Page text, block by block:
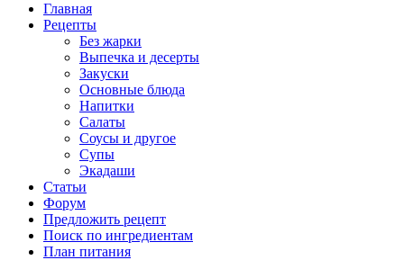
Главная
Рецепты
Без жарки
Выпечка и десерты
Закуски
Основные блюда
Напитки
Салаты
Соусы и другое
Супы
Экадаши
Статьи
Форум
Предложить рецепт
Поиск по ингредиентам
План питания